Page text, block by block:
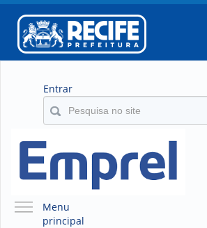
Entrar
Menu
principal